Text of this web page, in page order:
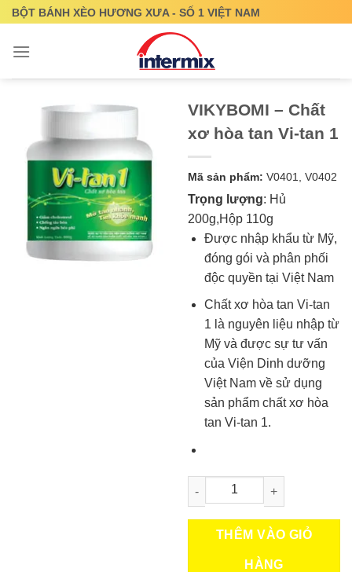
Skip
content
BỘT BÁNH XÈO HƯƠNG XƯA - SỐ 1 VIỆT NAM
VIKYBOMI – Chất
xơ hòa tan Vi-tan 1
Mã sản phẩm: V0401, V0402
Trọng lượng: Hủ
200g,Hộp 110g
Được nhập khẩu từ Mỹ,
đóng gói và phân phối
độc quyền tại Việt Nam
Chất xơ hòa tan Vi-tan
1 là nguyên liệu nhập từ
Mỹ và được sự tư vấn
của Viện Dinh dưỡng
Việt Nam về sử dụng
sản phẩm chất xơ hòa
tan Vi-tan 1.
VIKYBOMI - Chất xơ hòa tan
THÊM VÀO GIỎ
HÀNG